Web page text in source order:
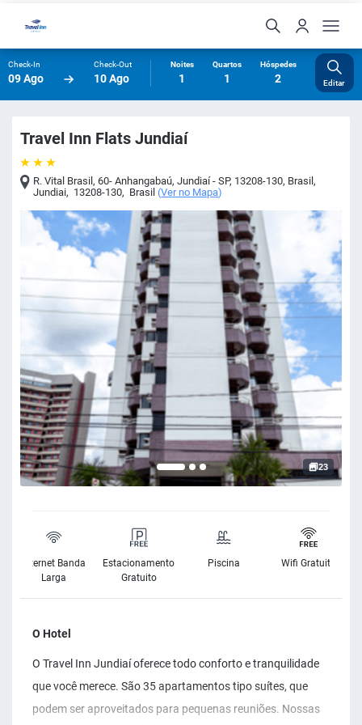
Check-In
09 Ago
Check-Out
10 Ago
Noites
1
Quartos
1
Hóspedes
2 Editar
Travel Inn Flats Jundiaí
R. Vital Brasil, 60- Anhangabaú, Jundiaí - SP, 13208-130, Brasil,
Jundiai, 13208-130, Brasil (Ver no Mapa)
23
Internet Banda
Larga
Estacionamento
Gratuito
Piscina Wifi Gratuito
O Hotel
O Travel Inn Jundiaí oferece todo conforto e tranquilidade
que você merece. São 35 apartamentos tipo suítes, que
podem ser aproveitados para pequenas reuniões. Nossas